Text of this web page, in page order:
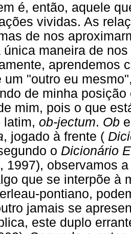
é, então, aquele
vividas. As
de nos
única maneira de
aprendemos
um "outro eu
de minha
mim, pois o que
latim, ob-jectum. Ob
, jogado à frente (
o Dicionário
1997), observamos
que se interpõe à
pontiano,
jamais se
este duplo